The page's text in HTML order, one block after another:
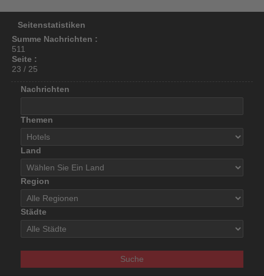
Seitenstatistiken
Summe Nachrichten :
511
Seite :
23 / 25
Nachrichten
Themen
Land
Region
Städte
Suche